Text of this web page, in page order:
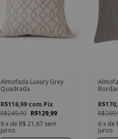
Almofada Luxury Grey
Quadrada
R$249,99 R$129,99
R$116,99 com Pix
6x de R$ 21,67 sem
juros
6x de
juros